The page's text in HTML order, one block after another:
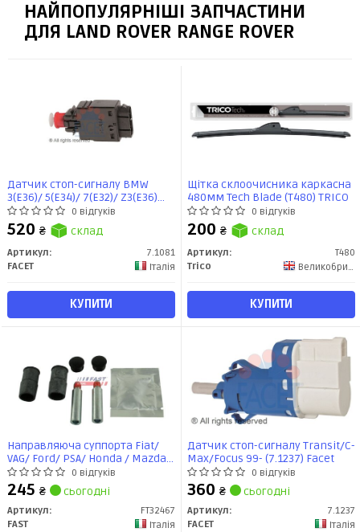
НАЙПОПУЛЯРНІШІ ЗАПЧАСТИНИ
ДЛЯ LAND ROVER RANGE ROVER
Датчик стоп-сигналу BMW
3(E36)/ 5(E34)/ 7(E32)/ Z3(E36)
1.6-5.6 85-03 (7.1081) Facet
0 відгуків
520 ₴ склад
Артикул:
7.1081
FACET
Італія
КУПИТИ
Щітка склоочисника каркасна
480мм Tech Blade (T480) TRICO
0 відгуків
200 ₴ склад
Артикул:
T480
Trico
Великобритания
КУПИТИ
Направляюча суппорта Fiat/
VAG/ Ford/ PSA/ Honda / Mazda/
Chrysler/ BMW/ Opel/ Renault /
Hyundai (+гумки) 12мм ATE
(FT32467) Fast
0 відгуків
245 ₴ сьогодні
Артикул:
FT32467
FAST
Італія
Датчик стоп-сигналу Transit/C-
Max/Focus 99- (7.1237) Facet
0 відгуків
360 ₴ сьогодні
Артикул:
7.1237
FACET
Італія